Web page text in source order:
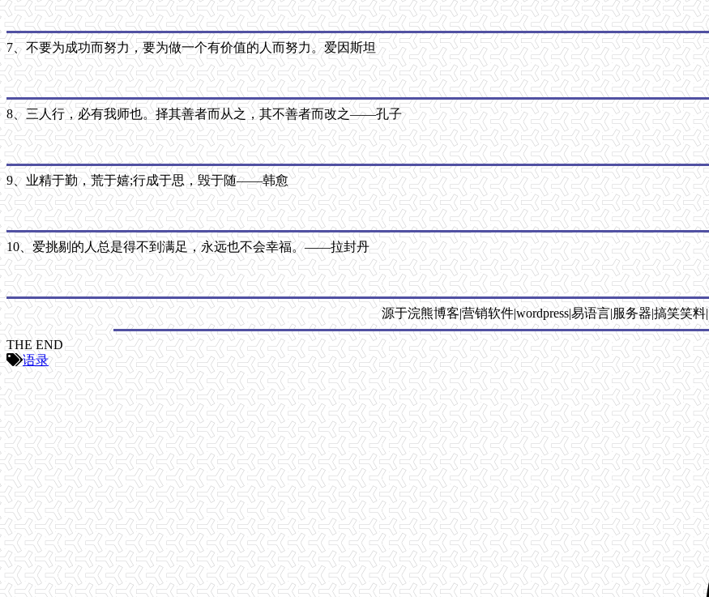
7、不要为成功而努力，要为做一个有价值的人而努力。爱因斯坦
8、三人行，必有我师也。择其善者而从之，其不善者而改之——孔子
9、业精于勤，荒于嬉;行成于思，毁于随——韩愈
10、爱挑剔的人总是得不到满足，永远也不会幸福。——拉封丹
源于浣熊博客|营销软件|wordpress|易语言|服务器|搞笑笑料|
THE END
语录